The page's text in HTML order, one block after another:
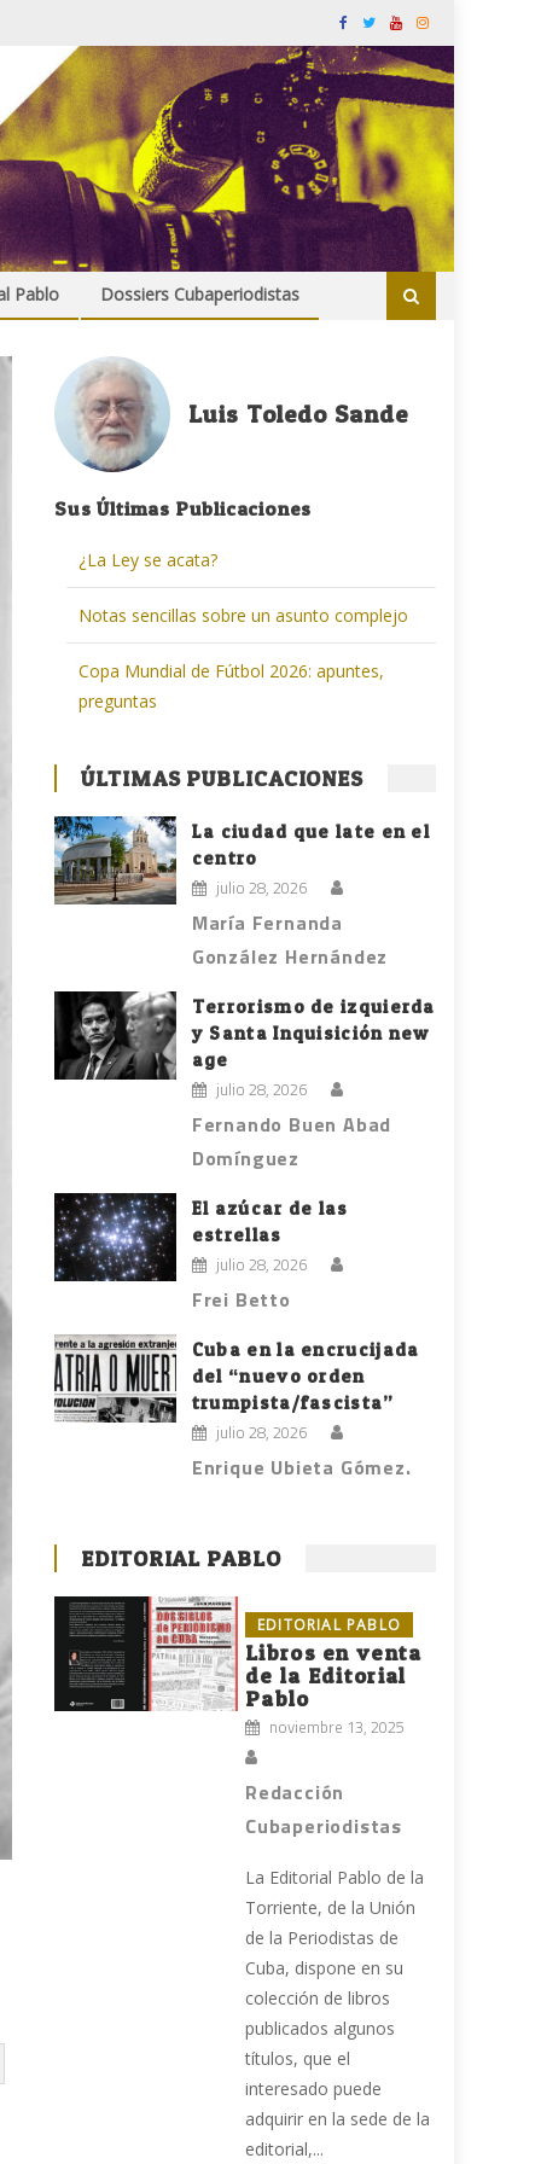
Pablo Dossiers Cubaperiodistas
Luis Toledo Sande
Sus Últimas Publicaciones
¿La Ley se acata?
Notas sencillas sobre un asunto complejo
Copa Mundial de Fútbol 2026: apuntes,
preguntas
ÚLTIMAS PUBLICACIONES
La ciudad que late en el
centro
julio 28, 2026
María Fernanda
González Hernández
Terrorismo de izquierda
y Santa Inquisición new
age
julio 28, 2026
Fernando Buen Abad
Domínguez
El azúcar de las
estrellas
julio 28, 2026
Frei Betto
Cuba en la encrucijada
del “nuevo orden
trumpista/fascista”
julio 28, 2026
Enrique Ubieta Gómez.
EDITORIAL PABLO
EDITORIAL PABLO
Libros en venta
de la Editorial
Pablo
noviembre 13, 2025
Redacción
Cubaperiodistas
La Editorial Pablo de la
Torriente, de la Unión
de la Periodistas de
Cuba, dispone en su
colección de libros
publicados algunos
títulos, que el
interesado puede
adquirir en la sede de la
editorial,...